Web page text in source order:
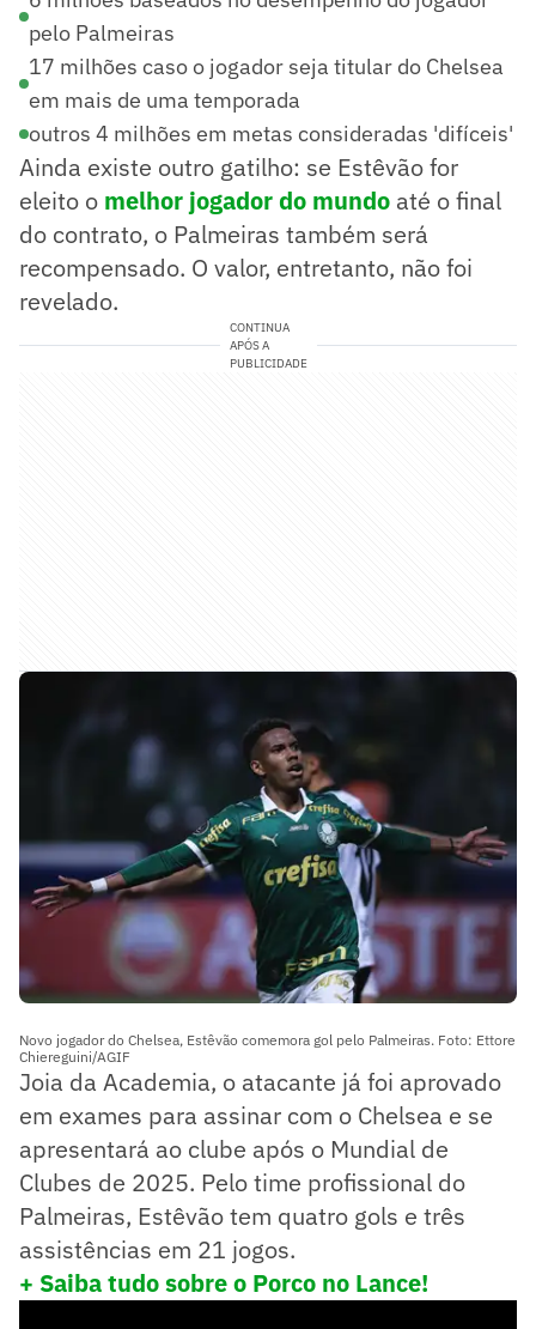
pelo Palmeiras
17 milhões caso o jogador seja titular do Chelsea
em mais de uma temporada
outros 4 milhões em metas consideradas 'difíceis'
Ainda existe outro gatilho: se Estêvão for
eleito o melhor jogador do mundo até o final
do contrato, o Palmeiras também será
recompensado. O valor, entretanto, não foi
revelado.
CONTINUA
APÓS A
PUBLICIDADE
Novo jogador do Chelsea, Estêvão comemora gol pelo Palmeiras. Foto: Ettore
Chiereguini/AGIF
Joia da Academia, o atacante já foi aprovado
em exames para assinar com o Chelsea e se
apresentará ao clube após o Mundial de
Clubes de 2025. Pelo time profissional do
Palmeiras, Estêvão tem quatro gols e três
assistências em 21 jogos.
+ Saiba tudo sobre o Porco no Lance!